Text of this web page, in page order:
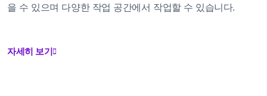
을 수 있으며 다양한 작업 공간에서 작업할 수 있습니다.
자세히 보기